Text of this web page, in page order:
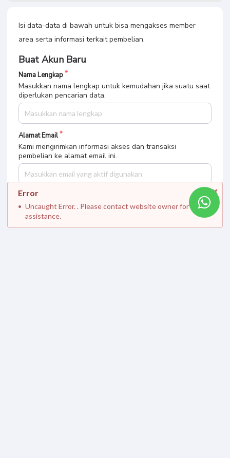
Isi data-data di bawah untuk bisa mengakses member
area serta informasi terkait pembelian.
Buat Akun Baru
Nama Lengkap
Masukkan nama lengkap untuk kemudahan jika suatu saat
diperlukan pencarian data.
Alamat Email
Kami mengirimkan informasi akses dan transaksi
pembelian ke alamat email ini.
Buat Password
Tuliskan password yang akan digunakan untuk website
ini. Pastikan untuk menyimpan atau mengingat password
yang ditulis.
Error
Uncaught Error. . Please contact website owner for
assistance.